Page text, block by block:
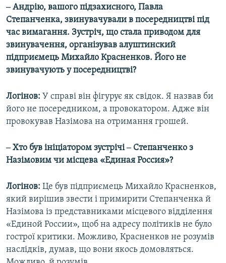
‒ Андрію, вашого підзахисного, Павла
Степанченка, звинувачували в посередництві під
час вимагання. Зустріч, що стала приводом для
звинувачення, організував алуштинский
підприємець Михайло Красненков. Його не
звинувачують у посередництві?
Логінов: У справі він фігурує як свідок. Я назвав би
його не посередником, а провокатором. Адже він
провокував Назімова на отримання грошей.
‒ Хто був ініціатором зустрічі ‒ Степанченко з
Назімовим чи місцева «Единая Россия»?
Логінов: Це був підприємець Михайло Красненков,
який вирішив звести і примирити Степанченка й
Назімова із представниками місцевого відділення
«Единой России», щоб на адресу політиків не було
гострої критики. Можливо, Красненков не розумів
наслідків, думав, що вони якось домовляться.